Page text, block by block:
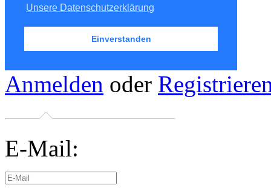
Unsere Datenschutzerklärung
Einverstanden
Anmelden oder
E-Mail: